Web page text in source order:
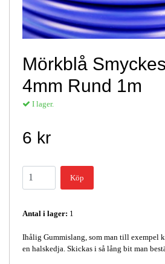
Mörkblå
4mm Rund 1m
I lager.
6 kr
Köp
Antal i lager: 1
Ihålig Gummislang, som man till exempel
en halskedja. Skickas i så lång bit man